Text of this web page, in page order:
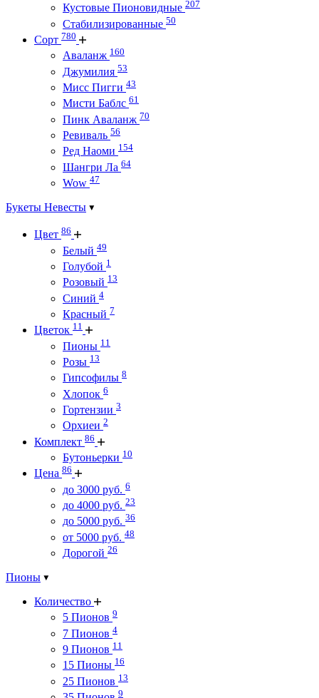
Кустовые Пионовидные 207
Стабилизированные 50
Сорт 780
Аваланж 160
Джумилия 53
Мисс Пигги 43
Мисти Баблс 61
Пинк Аваланж 70
Ревиваль 56
Ред Наоми 154
Шангри Ла 64
Wow 47
Букеты Невесты
Цвет 86
Белый 49
Голубой 1
Розовый 13
Синий 4
Красный 7
Цветок 11
Пионы 11
Розы 13
Гипсофилы 8
Хлопок 6
Гортензии 3
Орхиеи 2
Комплект 86
Бутоньерки 10
Цена 86
до 3000 руб. 6
до 4000 руб. 23
до 5000 руб. 36
от 5000 руб. 48
Дорогой 26
Пионы
Количество
5 Пионов 9
7 Пионов 4
9 Пионов 11
15 Пионы 16
25 Пионов 13
9